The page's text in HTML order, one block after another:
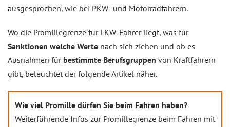
ausgesprochen, wie bei PKW- und Motorradfahrern.
Wo die Promillegrenze für LKW-Fahrer liegt, was für
Sanktionen welche Werte nach sich ziehen und ob es
Ausnahmen für bestimmte Berufsgruppen von Kraftfahrern
gibt, beleuchtet der folgende Artikel näher.
Wie viel Promille dürfen Sie beim Fahren haben?
Weiterführende Infos zur Promillegrenze beim Fahren mit